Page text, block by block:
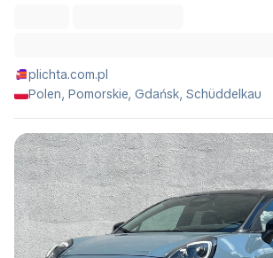
plichta.com.pl
Polen, Pomorskie, Gdańsk, Schüddelkau